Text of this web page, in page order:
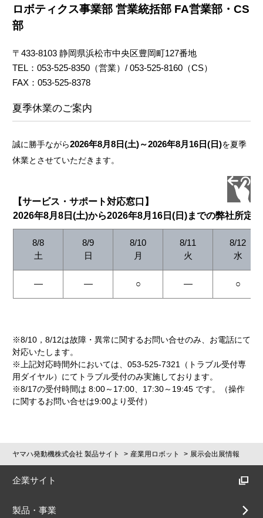
ロボティクス事業部 営業統括部 FA営業部・CS
部
〒433-8103 静岡県浜松市中央区豊岡町127番地
TEL：053-525-8350（営業）/ 053-525-8160（CS）
FAX：053-525-8378
夏季休業のご案内
誠に勝手ながら2026年8月8日(土)～2026年8月16日(日)を夏季
休業とさせていただきます。
【サービス・サポート対応窓口】
2026年8月8日(土)から2026年8月16日(日)までの弊社所定
8/8
土
8/9
日
8/10
月
8/11
火
8/12
水
― ― ○ ― ○
※8/10，8/12は故障・異常に関するお問い合せのみ、お電話にて
対応いたします。
※上記対応時間外においては、053-525-7321（トラブル受付専
用ダイヤル）にてトラブル受付のみ実施しております。
※8/17の受付時間は 8:00～17:00、17:30～19:45 です。（操作
に関するお問い合せは9:00より受付）
ヤマハ発動機株式会社 製品サイト 産業用ロボット 展示会出展情報
企業サイト
製品・事業